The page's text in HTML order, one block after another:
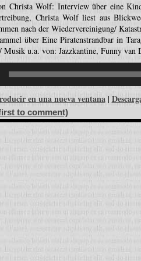
Christa Wolf: Interview über eine
Christa Wolf liest aus
nach der Wiedervereinigung/
über Eine Piratenstrandbar in
Musik u.a. von: Jazzkantine, Funny
en una nueva ventana|
to comment)